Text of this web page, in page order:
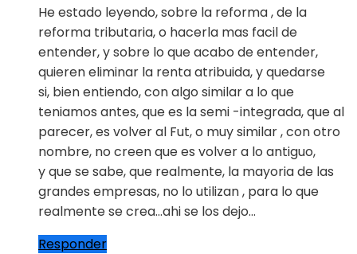
He estado leyendo, sobre la reforma , de la
reforma tributaria, o hacerla mas facil de
entender, y sobre lo que acabo de entender,
quieren eliminar la renta atribuida, y quedarse
si, bien entiendo, con algo similar a lo que
teniamos antes, que es la semi -integrada, que al
parecer, es volver al Fut, o muy similar , con otro
nombre, no creen que es volver a lo antiguo,
y que se sabe, que realmente, la mayoria de las
grandes empresas, no lo utilizan , para lo que
realmente se crea…ahi se los dejo…
Responder